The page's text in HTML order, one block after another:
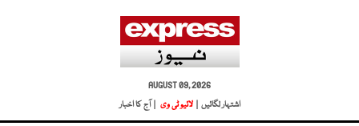
AUGUST 09, 2026
اشتہار لگائیں |
لائیو ٹی وی | آج کا اخبار